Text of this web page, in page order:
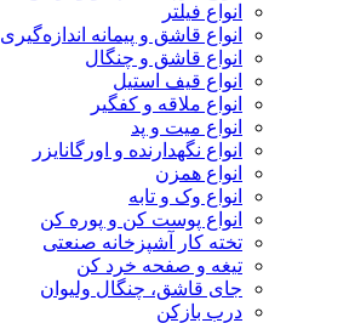
انواع فیلتر
انواع قاشق و پیمانه اندازه‌گیری
انواع قاشق و چنگال
انواع قیف استیل
انواع ملاقه و کفگیر
انواع میت و پد
انواع نگهدارنده و اورگانایزر
انواع همزن
انواع وک و تابه
انواع پوست کن و پوره کن
تخته کار آشپزخانه صنعتی
تیغه و صفحه خرد کن
جای قاشق، چنگال ولیوان
درب بازکن